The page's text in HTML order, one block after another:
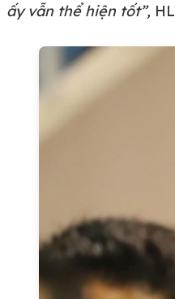
ấy vẫn thể hiện tốt”,